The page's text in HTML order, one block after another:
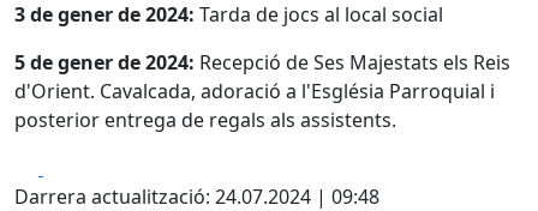
3 de gener de 2024: Tarda de jocs al local social
5 de gener de 2024: Recepció de Ses Majestats els Reis
d'Orient. Cavalcada, adoració a l'Església Parroquial i
posterior entrega de regals als assistents.
Darrera actualització: 24.07.2024 | 09:48